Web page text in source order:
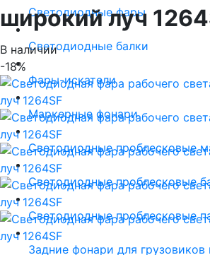
Светодиодные фары
Светодиодные балки
Фары-искатели
Маркерные фонари
Светодиодные проблесковые
Светодиодные проблесковые
Светодиодные проблесковые
Задние фонари для грузовиков
широкий луч
В наличии
-18%